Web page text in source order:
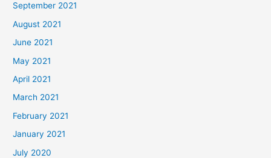
September 2021
August 2021
June 2021
May 2021
April 2021
March 2021
February 2021
January 2021
July 2020